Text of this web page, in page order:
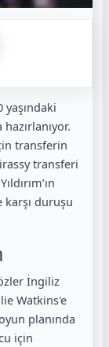
transferin
transferi
duruşu
İngiliz
Watkins'e
planında
için